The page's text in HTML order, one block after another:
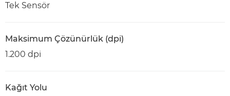
Tek Sensör
Maksimum Çözünürlük (dpi)
1.200 dpi
Kağıt Yolu